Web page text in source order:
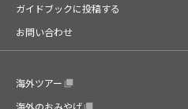
ガイドブックに投稿する
お問い合わせ
海外ツアー
海外のおみやげ